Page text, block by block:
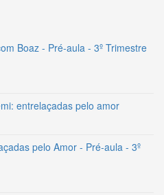
Boaz - Pré-aula - 3º Trimestre
entrelaçadas pelo amor
pelo Amor - Pré-aula - 3º